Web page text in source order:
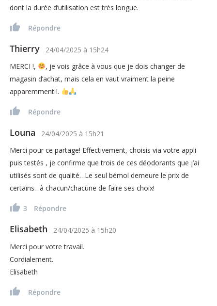
dont la durée d’utilisation est très longue.
Répondre
Thierry 24/04/2025 à 15h24
MERCI !,
, je vois grâce à vous que je dois changer de
magasin d’achat, mais cela en vaut vraiment la peine
apparemment !.
Répondre
Louna 24/04/2025 à 15h21
Merci pour ce partage! Effectivement, choisis via votre appli
puis testés , je confirme que trois de ces déodorants que j’ai
utilisés sont de qualité…Le seul bémol demeure le prix de
certains…à chacun/chacune de faire ses choix!
3 Répondre
Elisabeth 24/04/2025 à 15h20
Merci pour votre travail.
Cordialement.
Elisabeth
Répondre